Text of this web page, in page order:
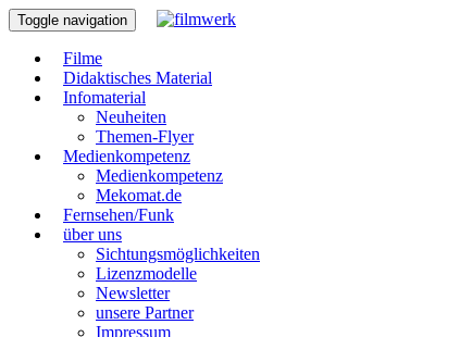
Toggle navigation
Filme
Didaktisches Material
Infomaterial
Neuheiten
Themen-Flyer
Medienkompetenz
Medienkompetenz
Mekomat.de
Fernsehen/Funk
über uns
Sichtungsmöglichkeiten
Lizenzmodelle
Newsletter
unsere Partner
Impressum